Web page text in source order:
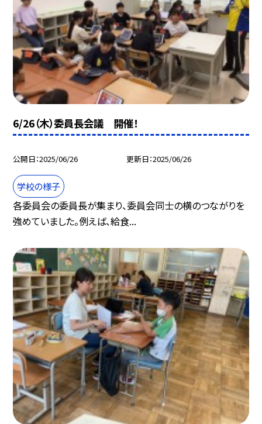
6/26（木）委員長会議 開催！
公開日 2025/06/26 更新日 2025/06/26
学校の様子
各委員会の委員長が集まり、委員会同士の横のつながりを
強めていました。例えば、給食...